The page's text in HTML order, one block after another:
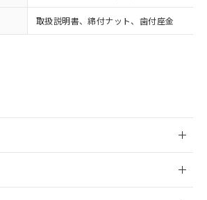
取扱説明書、締付ナット、歯付座金
様が当ウェブサイト上で当社にご
された部品リストについて、当社
当社の共同利用者が、当社の製
証明書ダウンロード
発行日時点で非含有を証明す
去に遡って非含有を証明する
ません。
指令のフタル酸エステル類４
は、対応完了までの期間は出
ださい。